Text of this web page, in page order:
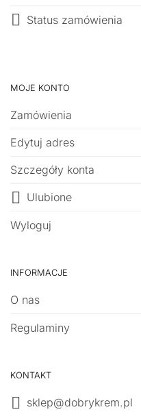
Status zamówienia
MOJE KONTO
Zamówienia
Edytuj adres
Szczegóły konta
Ulubione
Wyloguj
INFORMACJE
O nas
Regulaminy
KONTAKT
sklep@dobrykrem.pl